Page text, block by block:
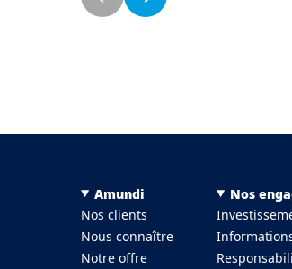
Menu Footer Top
Amundi
Nos clients
Nous connaître
Notre offre
Nos